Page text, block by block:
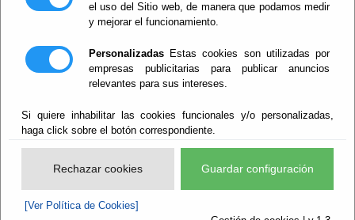
el uso del Sitio web, de manera que podamos medir
y mejorar el funcionamiento.
Personalizadas Estas cookies son utilizadas por
empresas publicitarias para publicar anuncios
relevantes para sus intereses.
Si quiere inhabilitar las cookies funcionales y/o personalizadas,
haga click sobre el botón correspondiente.
Rechazar cookies Guardar configuración
[Ver Política de Cookies]
CONVOCATORIA Y ORDEN DEL DÍA DE LA SESIÓN
ORDINARIA DE LA JUNTA DE GOBIERNO DE LA
EXCMA. DIPUTACIÓN PROVINCIAL DE ALMERÍA, A
CELEBRAR EL 10/08/2026
Diputación Provincial de Almería - Presidencia, Hacienda,
Turismo y Empleo - Secretaría
REGLAMENTO GENERAL DE LOS SERVICIOS DE
RECAUDACIÓN DE TRIBUTOS DE LA DIPUTACIÓN
Diputación Provincial de Almería - Digitalización y
Transparencia - Transparencia